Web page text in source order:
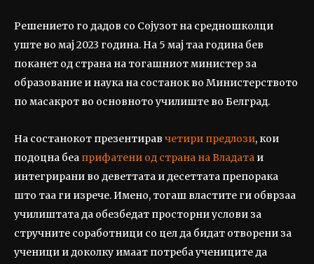
Решението го дадов со Сојузот на средношколци
уште во мај 2023 година. На 5 мај таа година бев
поканет од страна на тогашниот министер за
образование и наука на состанок во Министерството
по масакрот во основното училиште во Белград.
На состанокот презентирав четири предлози, кои
подоцна беа прифатени од страна на Владата и
интегрирани во деветтата и десеттата препорака
што таа ги изрече. Имено, тогаш властите ги обврзаа
училиштата да обезбедат просторни услови за
стручните соработници со цел да бидат отворени за
ученици и доколку имаат потреба учениците да